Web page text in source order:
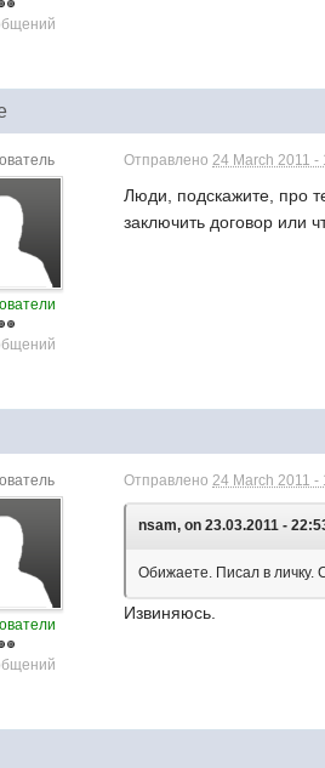
Отправлено24 March 2011 -
Люди, подскажите, про
заключить договор или
Отправлено24 March 2011 -
nsam, on 23.03.2011 -
Обижаете. Писал в личку.
Извиняюсь.